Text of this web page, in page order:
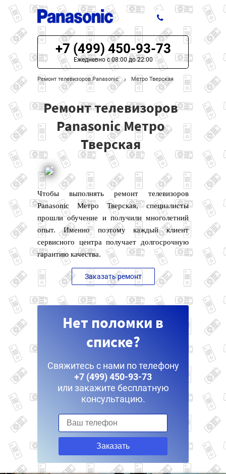
ЦЕНЫ НА РЕМОНТ
О СЕРВИСЕ
МОДЕЛИ PANASONIC
НАШИ КОНТАКТЫ
+7 (499) 450-93-73
Ежедневно с 08:00 до 22:00
Ремонт телевизоров Panasonic Метро Тверская
Ремонт телевизоров
Panasonic Метро
Тверская
Чтобы выполнять ремонт телевизоров
Panasonic Метро Тверская, специалисты
прошли обучение и получили многолетний
опыт. Именно поэтому каждый клиент
сервисного центра получает долгосрочную
гарантию качества.
Заказать ремонт
Нет поломки в
списке?
Свяжитесь с нами по телефону
+7 (499) 450-93-73
или закажите бесплатную
консультацию.
Заказать